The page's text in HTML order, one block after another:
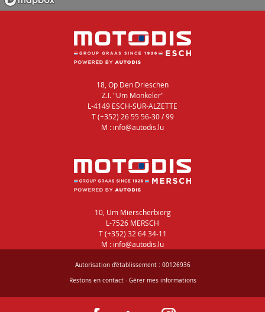
18, Op Den Drieschen
Z.I. "Um Monkeler"
L-4149 ESCH-SUR-ALZETTE
T (+352) 26 55 56-30 / 99
M : info@autodis.lu
10, Um Mierscherbierg
L-7526 MERSCH
T (+352) 32 64 34-11
M : info@autodis.lu
Autorisation d’établissement : 00126936
Restons en contact- Gérer mes informations